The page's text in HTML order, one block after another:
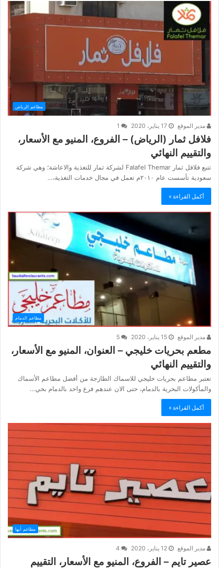
مطاعم الرياض
مدير الموقع 17 يناير، 2020
فلافل ثمار (الرياض) – الفروع، المنيو مع الأسعار،
والتقييم النهائي
تتبع فلافل ثمار Falafel Themar لشركة ثمار للتغذية والاعاشة؛ وهي شركة
سعودية تأسست عام ٢٠١٠م تعمل في مجال خدمات التغذية،…
أكمل القراءة »
مطاعم الدمام
مدير الموقع 15 يناير، 2020
مطعم بحريات خليجي – العنوان، المنيو مع الأسعار،
والتقييم النهائي
تعتبر مطاعم بحريات خليجي للاسماك الطازجة من أفضل مطاعم الأسماك
والمأكولات البحرية بالدمام، حتى الان عندهم فرع واحد بالدمام بحي…
أكمل القراءة »
مطاعم أبها
مدير الموقع 12 يناير، 2020
عصير تايم – الفروع، المنيو مع الأسعار، التقييم